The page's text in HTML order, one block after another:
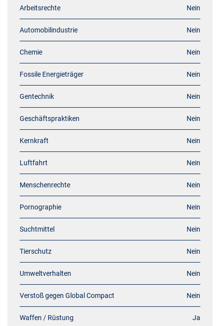
Arbeitsrechte Nein
Automobilindustrie Nein
Chemie Nein
Fossile Energieträger Nein
Gentechnik Nein
Geschäftspraktiken Nein
Kernkraft Nein
Luftfahrt Nein
Menschenrechte Nein
Pornographie Nein
Suchtmittel Nein
Tierschutz Nein
Umweltverhalten Nein
Verstoß gegen Global Compact Nein
Waffen / Rüstung Ja